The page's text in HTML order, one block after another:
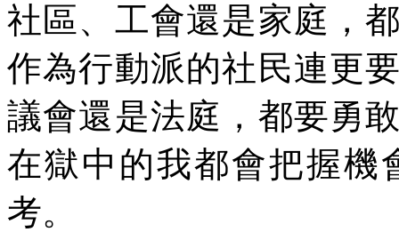
社區、工會還是家庭，
作為行動派的社民連更
議會還是法庭，都要勇
在獄中的我都會把握機
考。